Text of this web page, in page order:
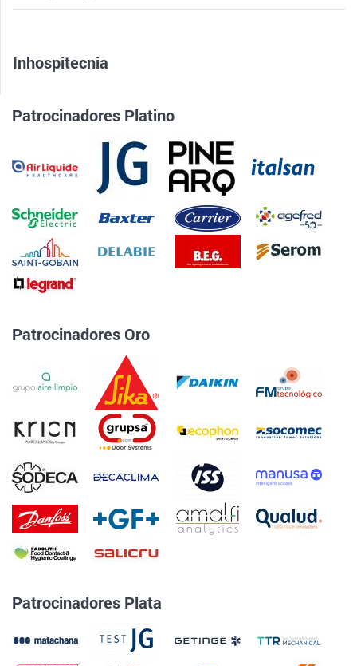
Inhospitecnia
Patrocinadores Platino
Patrocinadores Oro
Patrocinadores Plata